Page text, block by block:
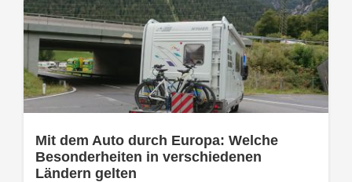
Mit dem Auto durch Europa: Welche
Besonderheiten in verschiedenen
Ländern gelten